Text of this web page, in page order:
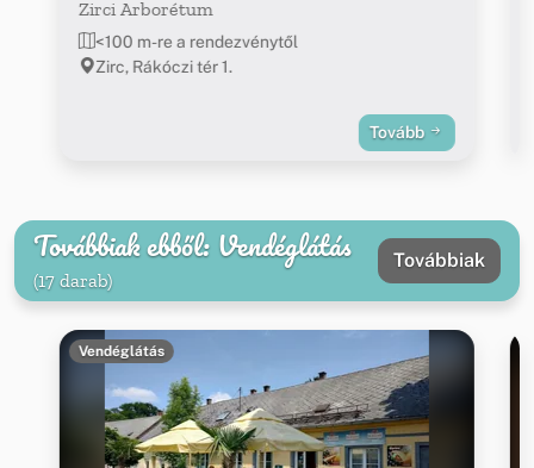
Zirci Arborétum
<100 m-re a rendezvénytől
Zirc, Rákóczi tér 1.
Tovább
Továbbiak ebből: Vendéglátás
(17 darab)
Továbbiak
Vendéglátás